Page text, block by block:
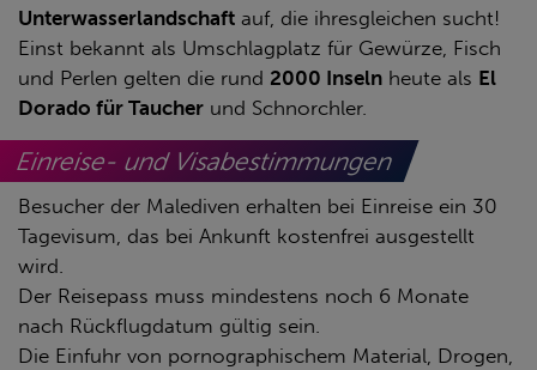
Unterwasserlandschaft auf, die ihresgleichen sucht!
Einst bekannt als Umschlagplatz für Gewürze, Fisch
und Perlen gelten die rund 2000 Inseln heute als El
Dorado für Taucher und Schnorchler.
Einreise- und Visabestimmungen
Besucher der Malediven erhalten bei Einreise ein 30
Tagevisum, das bei Ankunft kostenfrei ausgestellt
wird.
Der Reisepass muss mindestens noch 6 Monate
nach Rückflugdatum gültig sein.
Die Einfuhr von pornographischem Material, Drogen,